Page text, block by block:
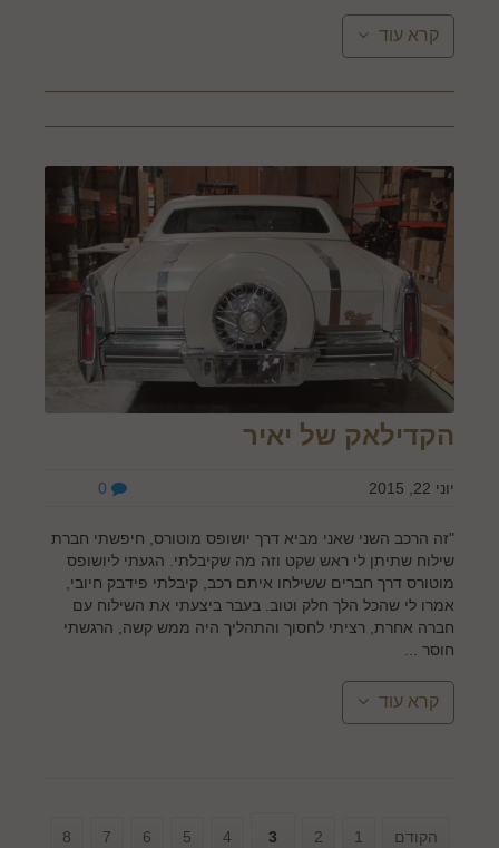
קרא עוד
הקדילאק של יאיר
יוני 22, 2015
"זה הרכב השני שאני מביא דרך יושופס מוטורס, חיפשתי חברת
שילוח שתיתן לי ראש שקט וזה מה שקיבלתי. הגעתי ליושופס
מוטורס דרך חברים ששילחו איתם רכב, קיבלתי פידבק חיובי,
אמרו לי שהכל הלך חלק וטוב. בעבר ביצעתי את השילוח עם
חברה אחרת, רציתי לחסוך והתהליך היה ממש קשה, הרגשתי
חוסר ...
קרא עוד
הקודם 1
2
3
4
5
6
7
8